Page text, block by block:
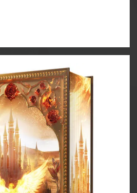
an alle Länder eine
um einen heiratsfähigen
eine.
Prinzen aus dem gefürchteten
Rabenblut, gibt sich mit
Welt zusammen, da sie nicht nur
grauenvolle Kreaturen fürchtet,
Prinzen, über den
kursieren. Doch als sich beide
Heimatland machen, ahnt
gefährlichste aller Kreaturen
Zukunft ist und ihr Herz
Schlagen bringt.